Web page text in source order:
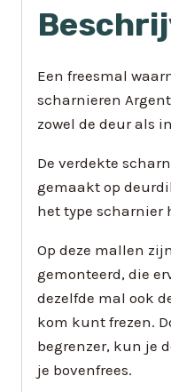
Een freesmal
scharnieren
zowel de deur als
De verdekte
gemaakt op
het type scharnier
Op deze mallen
gemonteerd, die
dezelfde mal ook
kom kunt frezen.
begrenzer, kun je
je bovenfrees.